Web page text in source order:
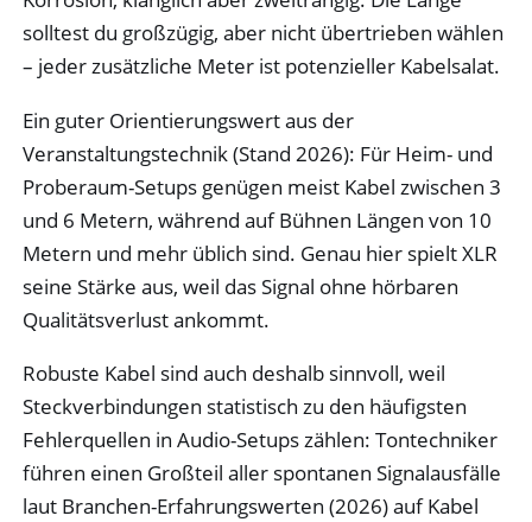
solltest du großzügig, aber nicht übertrieben wählen
– jeder zusätzliche Meter ist potenzieller Kabelsalat.
Ein guter Orientierungswert aus der
Veranstaltungstechnik (Stand 2026): Für Heim- und
Proberaum-Setups genügen meist Kabel zwischen 3
und 6 Metern, während auf Bühnen Längen von 10
Metern und mehr üblich sind. Genau hier spielt XLR
seine Stärke aus, weil das Signal ohne hörbaren
Qualitätsverlust ankommt.
Robuste Kabel sind auch deshalb sinnvoll, weil
Steckverbindungen statistisch zu den häufigsten
Fehlerquellen in Audio-Setups zählen: Tontechniker
führen einen Großteil aller spontanen Signalausfälle
laut Branchen-Erfahrungswerten (2026) auf Kabel